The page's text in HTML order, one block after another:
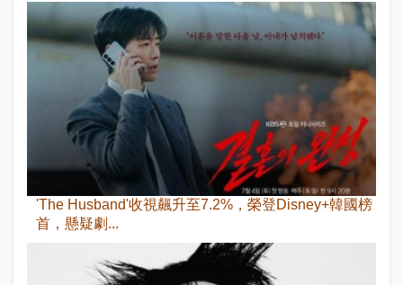
'The Husband'收視飆升至7.2%，榮登Disney+韓國榜
首，懸疑劇...